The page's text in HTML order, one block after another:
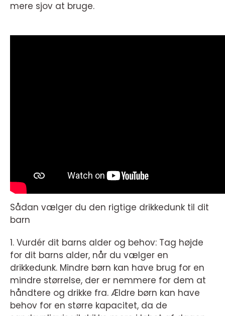
mere sjov at bruge.
Sådan vælger du den rigtige drikkedunk til dit
barn
1. Vurdér dit barns alder og behov: Tag højde
for dit barns alder, når du vælger en
drikkedunk. Mindre børn kan have brug for en
mindre størrelse, der er nemmere for dem at
håndtere og drikke fra. Ældre børn kan have
behov for en større kapacitet, da de